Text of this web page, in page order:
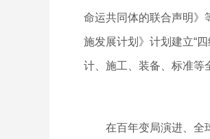
命运共同体的联合声明》
施发展计划》计划建立“
计、施工、装备、标准等
在百年变局演进、全球